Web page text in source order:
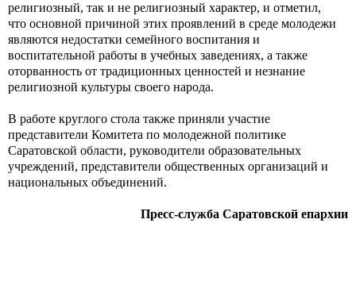
религиозный, так и не религиозный характер, и отметил,
что основной причиной этих проявлений в среде молодежи
являются недостатки семейного воспитания и
воспитательной работы в учебных заведениях, а также
оторванность от традиционных ценностей и незнание
религиозной культуры своего народа.
В работе круглого стола также приняли участие
представители Комитета по молодежной политике
Саратовской области, руководители образовательных
учреждений, представители общественных организаций и
национальных объединений.
Пресс-служба Саратовской епархии